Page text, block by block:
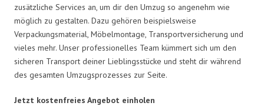
zusätzliche Services an, um dir den Umzug so angenehm wie
möglich zu gestalten. Dazu gehören beispielsweise
Verpackungsmaterial, Möbelmontage, Transportversicherung und
vieles mehr. Unser professionelles Team kümmert sich um den
sicheren Transport deiner Lieblingsstücke und steht dir während
des gesamten Umzugsprozesses zur Seite.
Jetzt kostenfreies Angebot einholen